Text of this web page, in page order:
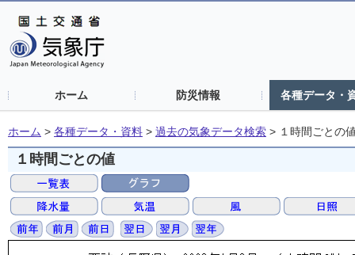
ホーム 防災情報 各種データ・
ホーム > 各種データ・資料 > 過去の気象データ検索 > １時間ごとの
１時間ごとの値